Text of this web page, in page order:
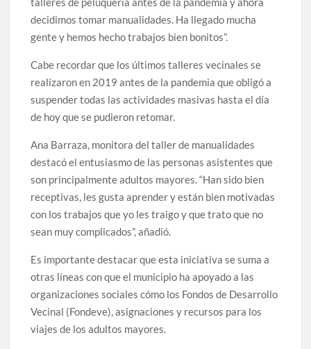
decidimos tomar manualidades. Ha llegado mucha
gente y hemos hecho trabajos bien bonitos”.
Cabe recordar que los últimos talleres vecinales se
realizaron en 2019 antes de la pandemia que obligó a
suspender todas las actividades masivas hasta el día
de hoy que se pudieron retomar.
Ana Barraza, monitora del taller de manualidades
destacó el entusiasmo de las personas asistentes que
son principalmente adultos mayores. “Han sido bien
receptivas, les gusta aprender y están bien motivadas
con los trabajos que yo les traigo y que trato que no
sean muy complicados”, añadió.
Es importante destacar que esta iniciativa se suma a
otras líneas con que el municipio ha apoyado a las
organizaciones sociales cómo los Fondos de Desarrollo
Vecinal (Fondeve), asignaciones y recursos para los
viajes de los adultos mayores.